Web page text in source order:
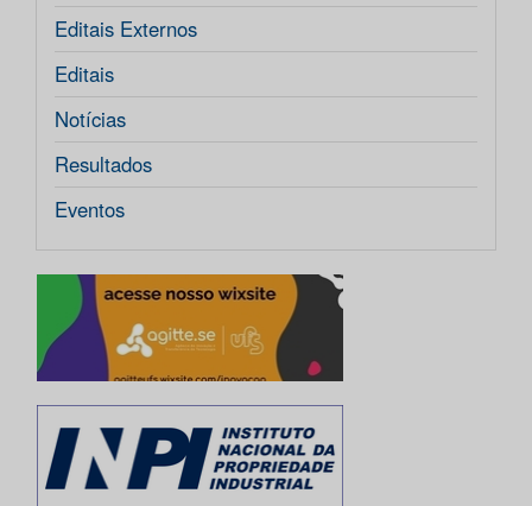
Editais Externos
Editais
Notícias
Resultados
Eventos